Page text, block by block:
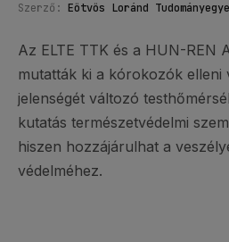
Szerző: Eötvös Loránd
Az ELTE TTK és a HUN-REN
mutatták ki a kórokozók elleni
jelenségét változó
kutatás természetvédelmi
hiszen hozzájárulhat a
védelméhez.